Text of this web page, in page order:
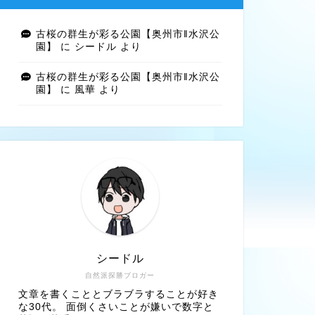
古桜の群生が彩る公園【奥州市‖水沢公
園】
に シードル より
古桜の群生が彩る公園【奥州市‖水沢公
園】
に 風華 より
自然派探勝ブロガー
シードル
文章を書くこととブラブラすることが好き
な30代。 面倒くさいことが嫌いで数字と